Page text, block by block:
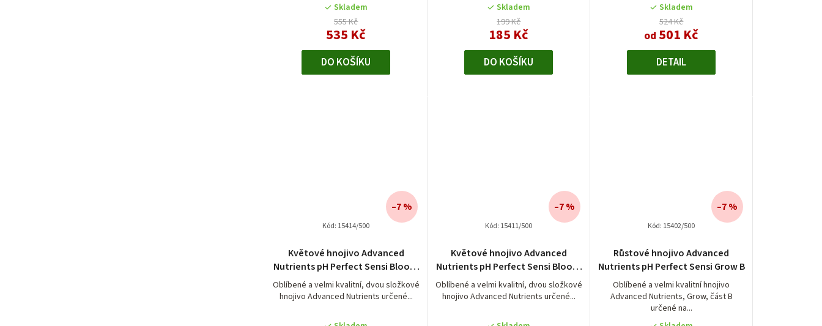
Skladem
555 Kč
535 Kč
DO KOŠÍKU
Skladem
199 Kč
185 Kč
DO KOŠÍKU
Skladem
524 Kč
od 501 Kč
DETAIL
Květové hnojivo Advanced
Nutrients pH Perfect Sensi Bloom
B
Oblíbené a velmi kvalitní, dvou složkové
hnojivo Advanced Nutrients určené...
–7 %
Kód: 15414/500
Květové hnojivo Advanced
Nutrients pH Perfect Sensi Bloom
A
Oblíbené a velmi kvalitní, dvou složkové
hnojivo Advanced Nutrients určené...
hodnocení
produktu
je
5,0
–7 %
Kód: 15411/500
Růstové hnojivo Advanced
Nutrients pH Perfect Sensi Grow B
Oblíbené a velmi kvalitní hnojivo
Advanced Nutrients, Grow, část B
určené na...
hodnocení
produktu
je
5,0
z
–7 %
Kód: 15402/500